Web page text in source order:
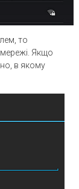
то
мережі. Якщо
в якому